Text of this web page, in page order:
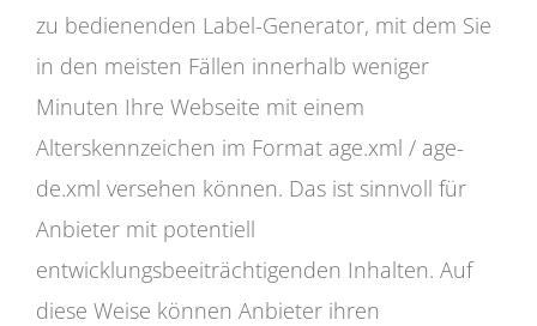
zu bedienenden Label-Generator, mit dem Sie
in den meisten Fällen innerhalb weniger
Minuten Ihre Webseite mit einem
Alterskennzeichen im Format age.xml / age-
de.xml versehen können. Das ist sinnvoll für
Anbieter mit potentiell
entwicklungsbeeiträchtigenden Inhalten. Auf
diese Weise können Anbieter ihren